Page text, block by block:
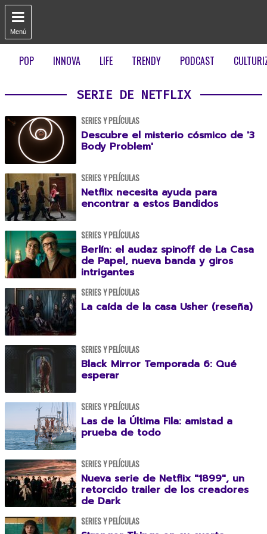

Menú
POP INNOVA LIFE TRENDY PODCAST
SERIE DE NETFLIX
SERIES Y PELÍCULAS
Descubre el misterio cósmico de '3
Body Problem'
SERIES Y PELÍCULAS
Netflix necesita ayuda para
encontrar a estos Bandidos
SERIES Y PELÍCULAS
Berlín: el audaz spinoff de La Casa
de Papel, nueva banda y giros
intrigantes
SERIES Y PELÍCULAS
La caída de la casa Usher (reseña)
SERIES Y PELÍCULAS
Black Mirror Temporada 6: Qué
esperar
SERIES Y PELÍCULAS
Las de la Última Fila: amistad a
prueba de todo
SERIES Y PELÍCULAS
Nueva serie de Netflix "1899", un
retorcido trailer de los creadores
de Dark
SERIES Y PELÍCULAS